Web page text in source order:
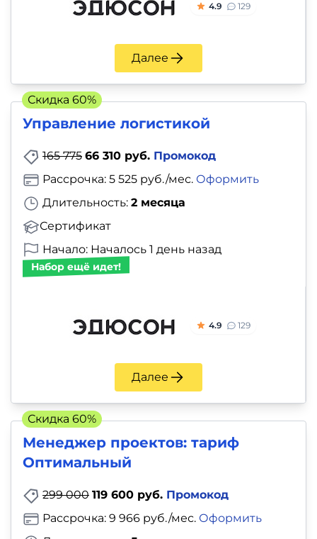
4.9 129
Далее
Управление логистикой
165 775 66 310 руб. Промокод
Длительность: 2 месяца
Сертификат
Рассрочка: 5 525 руб./мес. Оформить
Начало: Началось 1 день назад
Набор ещё идет!
4.9 129
Далее
Скидка 60%
Менеджер проектов: тариф
Оптимальный
299 000 119 600 руб. Промокод
Рассрочка: 9 966 руб./мес. Оформить
Скидка 60%